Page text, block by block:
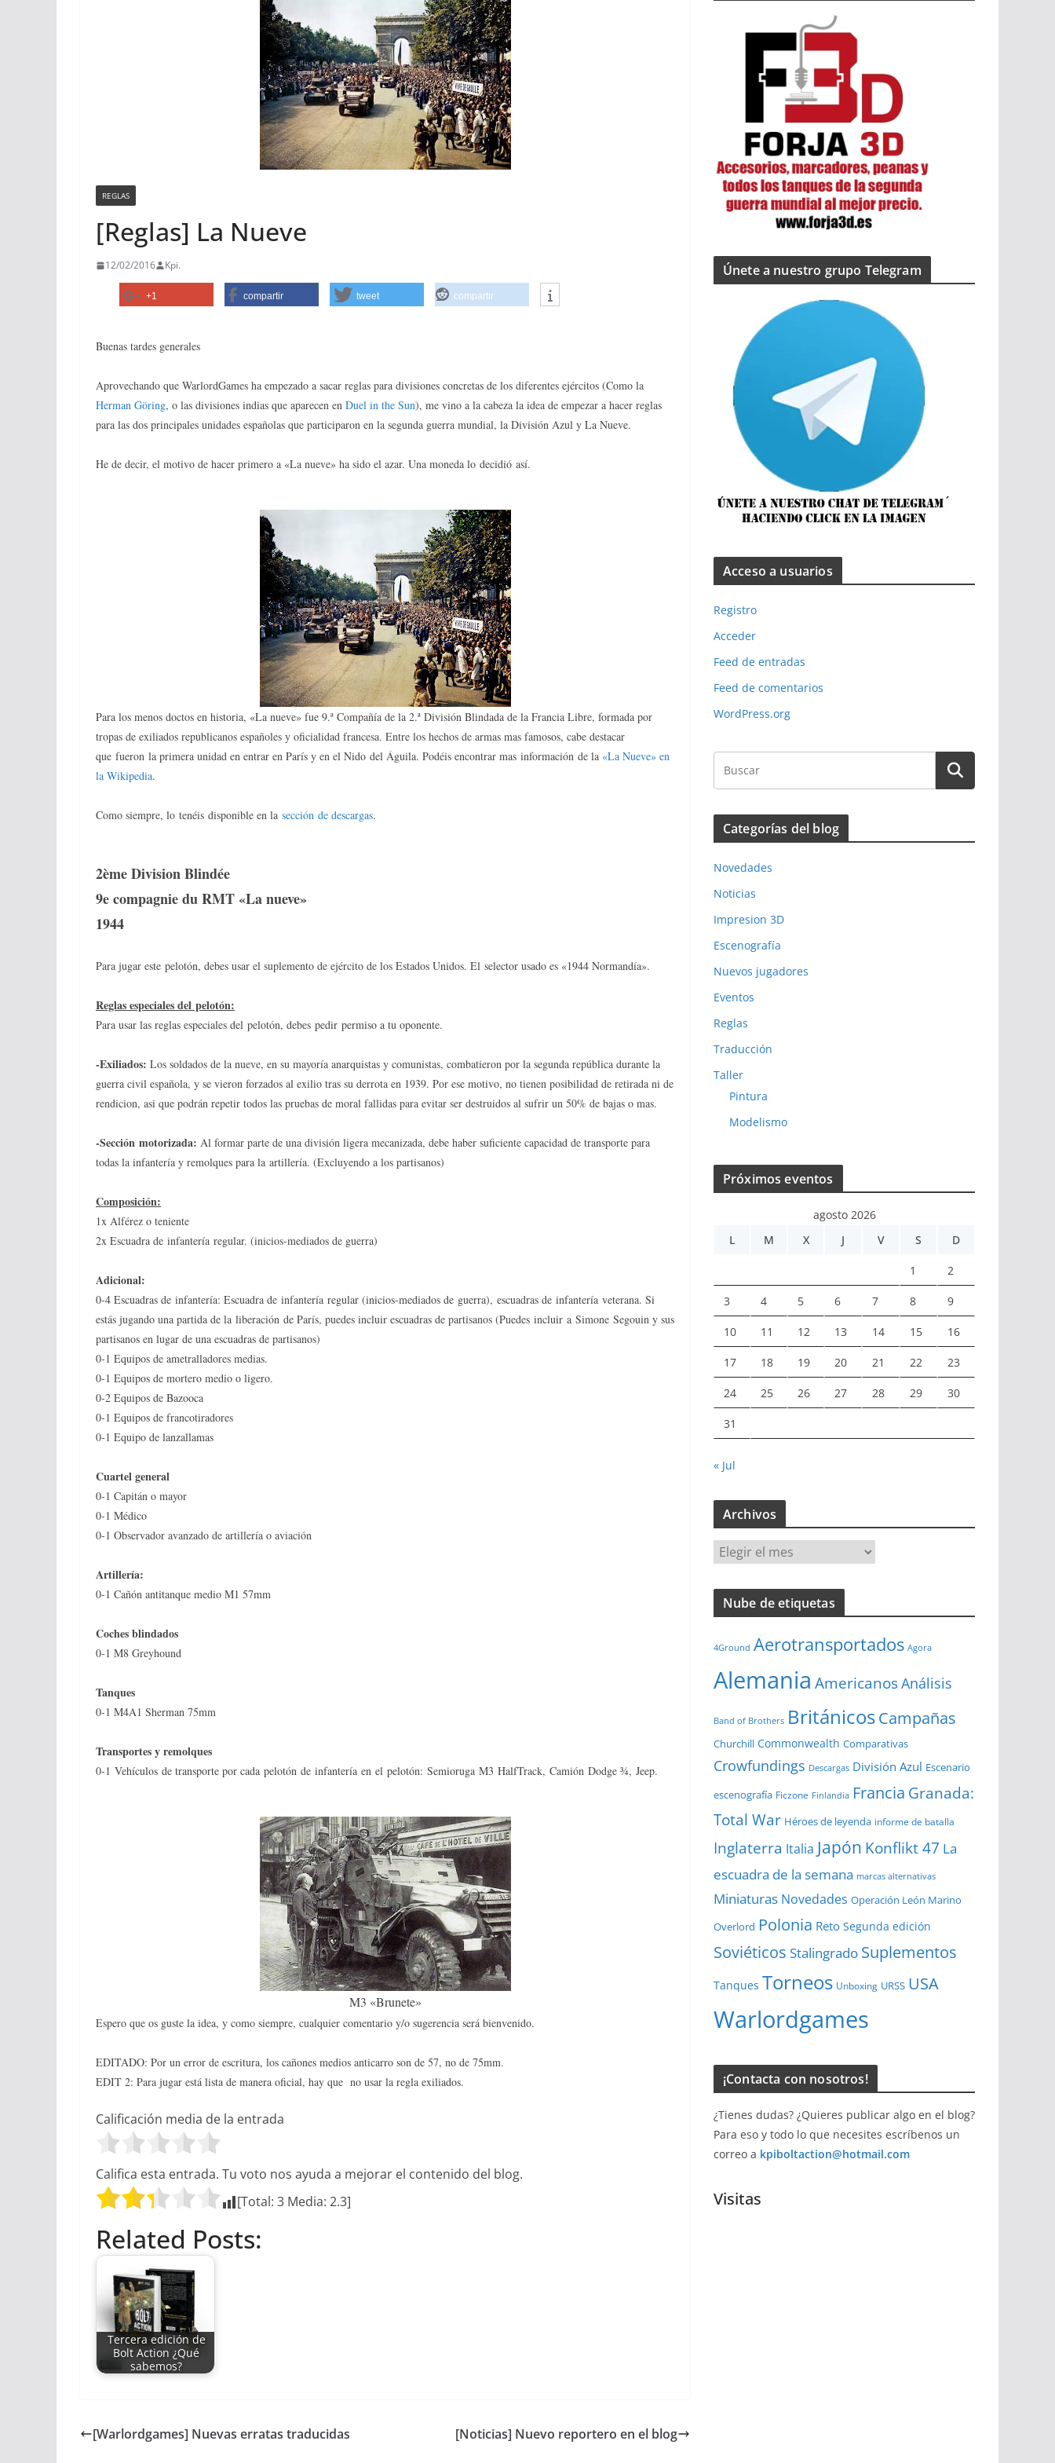
REGLAS
[Reglas] La Nueve
12/02/2016 Kpi.
+1 compartir tweet compartir
Buenas tardes generales
Aprovechando que WarlordGames ha empezado a sacar reglas para divisiones concretas de los diferentes ejércitos (Como la
Herman Göring, o las divisiones indias que aparecen en Duel in the Sun), me vino a la cabeza la idea de empezar a hacer reglas
para las dos principales unidades españolas que participaron en la segunda guerra mundial, la División Azul y La Nueve.
He de decir, el motivo de hacer primero a «La nueve» ha sido el azar. Una moneda lo decidió así.
Para los menos doctos en historia, «La nueve» fue 9.ª Compañía de la 2.ª División Blindada de la Francia Libre, formada por
tropas de exiliados republicanos españoles y oficialidad francesa. Entre los hechos de armas mas famosos, cabe destacar
que fueron la primera unidad en entrar en París y en el Nido del Águila. Podéis encontrar mas información de la «La Nueve» en
la Wikipedia.
Como siempre, lo tenéis disponible en la sección de descargas.
2ème Division Blindée
9e compagnie du RMT «La nueve»
1944
Para jugar este pelotón, debes usar el suplemento de ejército de los Estados Unidos. El selector usado es «1944 Normandía».
Reglas especiales del pelotón:
Para usar las reglas especiales del pelotón, debes pedir permiso a tu oponente.
-Exiliados: Los soldados de la nueve, en su mayoría anarquistas y comunistas, combatieron por la segunda república durante la
guerra civil española, y se vieron forzados al exilio tras su derrota en 1939. Por ese motivo, no tienen posibilidad de retirada ni de
rendicion, asi que podrán repetir todos las pruebas de moral fallidas para evitar ser destruidos al sufrir un 50% de bajas o mas.
-Sección motorizada: Al formar parte de una división ligera mecanizada, debe haber suficiente capacidad de transporte para
todas la infantería y remolques para la artillería. (Excluyendo a los partisanos)
Composición:
1x Alférez o teniente
2x Escuadra de infantería regular. (inicios-mediados de guerra)
Adicional:
0-4 Escuadras de infantería: Escuadra de infantería regular (inicios-mediados de guerra), escuadras de infantería veterana. Si
estás jugando una partida de la liberación de París, puedes incluir escuadras de partisanos (Puedes incluir a Simone Segouin y sus
partisanos en lugar de una escuadras de partisanos)
0-1 Equipos de ametralladores medias.
0-1 Equipos de mortero medio o ligero.
0-2 Equipos de Bazooca
0-1 Equipos de francotiradores
0-1 Equipo de lanzallamas
Cuartel general
0-1 Capitán o mayor
0-1 Médico
0-1 Observador avanzado de artillería o aviación
Artillería:
0-1 Cañón antitanque medio M1 57mm
Coches blindados
0-1 M8 Greyhound
Tanques
0-1 M4A1 Sherman 75mm
Transportes y remolques
0-1 Vehículos de transporte por cada pelotón de infantería en el pelotón: Semioruga M3 HalfTrack, Camión Dodge ¾, Jeep.
M3 «Brunete»
Espero que os guste la idea, y como siempre, cualquier comentario y/o sugerencia será bienvenido.
EDITADO: Por un error de escritura, los cañones medios anticarro son de 57, no de 75mm.
EDIT 2: Para jugar está lista de manera oficial, hay que no usar la regla exiliados.
Calificación media de la entrada
Califica esta entrada. Tu voto nos ayuda a mejorar el contenido del blog.
[Total: 3 Media: 2.3]
Related Posts:
Tercera edición de
Bolt Action ¿Qué
sabemos?
[Warlordgames] Nuevas erratas traducidas [Noticias] Nuevo reportero en el blog
Únete a nuestro grupo Telegram
Acceso a usuarios
Registro
Acceder
Feed de entradas
Feed de comentarios
WordPress.org
Categorías del blog
Novedades
Noticias
Impresion 3D
Escenografía
Nuevos jugadores
Eventos
Reglas
Traducción
Taller
Pintura
Modelismo
Próximos eventos
agosto 2026
L
M X J V S D
1 2
3 4 5 6 7 8 9
10 11 12 13 14 15 16
17 18 19 20 21 22 23
24 25 26 27 28 29 30
31
« Jul
Archivos
c
v
s
Nube de etiquetas
4Ground Aerotransportados Agora
Alemania AmericanosAnálisis
Band of Brothers BritánicosCampañas
Churchill Commonwealth Comparativas
Crowfundings Descargas División Azul Escenario
escenografía Ficzone Finlandia Francia Granada:
Total War Héroes de leyenda informe de batalla
Inglaterra Italia Japón Konflikt 47 La
escuadra de la semana marcas alternativas
Miniaturas Novedades Operación León Marino
Overlord Polonia Reto Segunda edición
Soviéticos Stalingrado Suplementos
Tanques Torneos Unboxing URSS USA
Warlordgames
¡Contacta con nosotros!
¿Tienes dudas? ¿Quieres publicar algo en el blog?
Para eso y todo lo que necesites escríbenos un
correo a kpiboltaction@hotmail.com
Visitas